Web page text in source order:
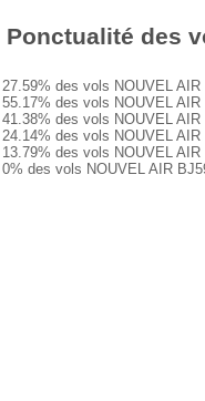
Ponctualité des
27.59% des vols NOUVEL
55.17% des vols NOUVEL
41.38% des vols NOUVEL
24.14% des vols NOUVEL
13.79% des vols NOUVEL
0% des vols NOUVEL AIR